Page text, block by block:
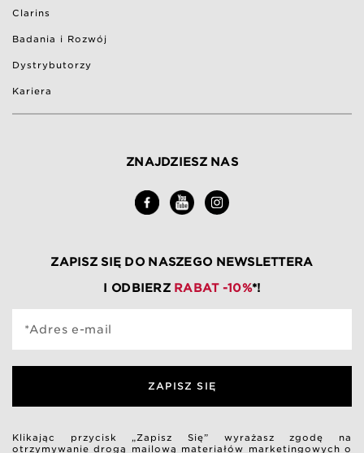
Clarins
Badania i Rozwój
Dystrybutorzy
Kariera
ZNAJDZIESZ NAS
ZAPISZ SIĘ DO NASZEGO NEWSLETTERA
I ODBIERZ RABAT -10%*!
*Adres e-mail
ZAPISZ SIĘ
Klikając przycisk „Zapisz Się” wyrażasz zgodę na
otrzymywanie drogą mailową materiałów marketingowych o